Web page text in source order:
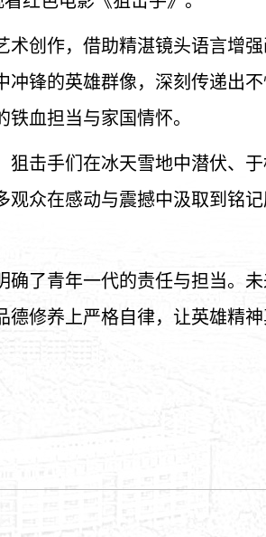
术创作，借助精湛镜头语言增强
冲锋的英雄群像，深刻传递出不
血担当与家国情怀。
狙击手们在冰天雪地中潜伏、于
众在感动与震撼中汲取到铭记
确了青年一代的责任与担当。未
德修养上严格自律，让英雄精神